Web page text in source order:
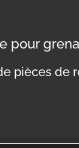
pour
pièces de